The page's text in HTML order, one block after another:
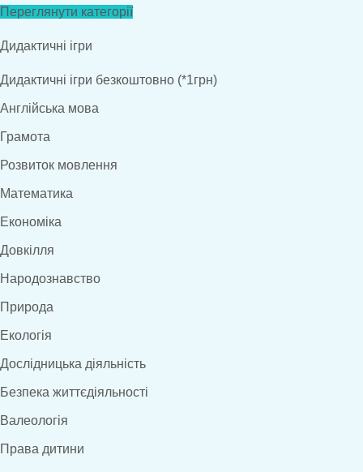
Переглянути категорії
Дидактичні ігри
Дидактичні ігри безкоштовно (*1грн)
Англійська мова
Грамота
Розвиток мовлення
Математика
Економіка
Довкілля
Народознавство
Природа
Екологія
Дослідницька діяльність
Безпека життєдіяльності
Валеологія
Права дитини